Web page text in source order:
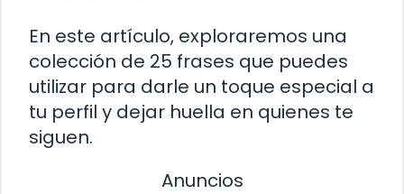
En este artículo, exploraremos una
colección de 25 frases que puedes
utilizar para darle un toque especial a
tu perfil y dejar huella en quienes te
siguen.
Anuncios